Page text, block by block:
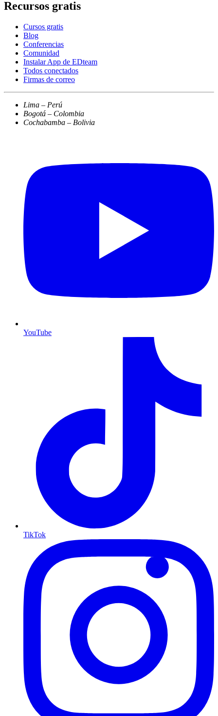
Recursos gratis
Cursos gratis
Blog
Conferencias
Comunidad
Instalar App de EDteam
Todos conectados
Firmas de correo
Lima – Perú
Bogotá – Colombia
Cochabamba – Bolivia
YouTube
TikTok